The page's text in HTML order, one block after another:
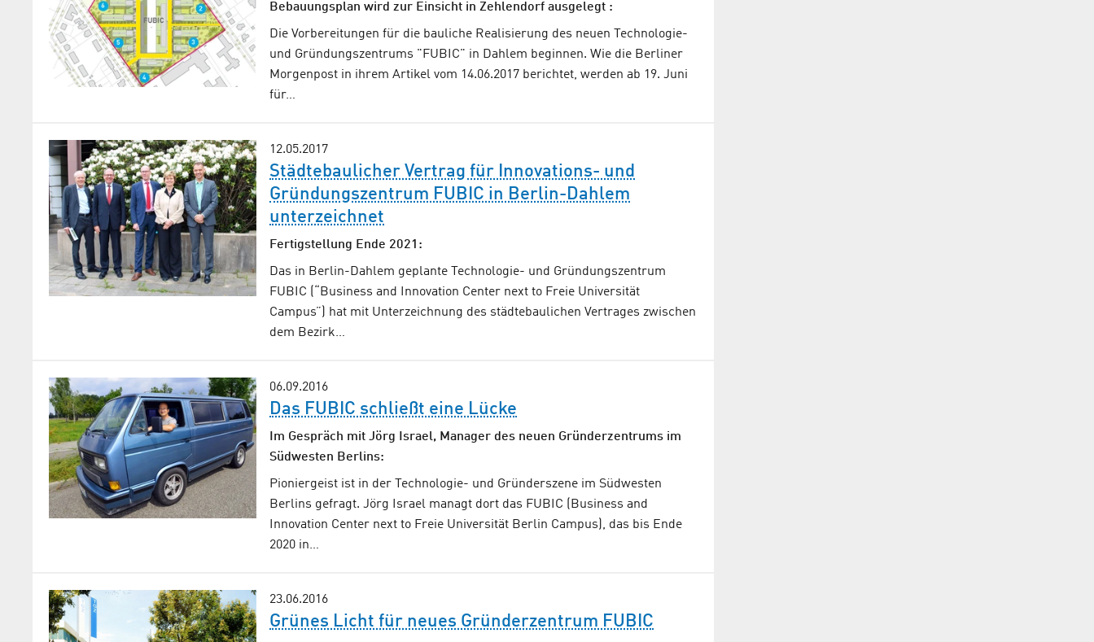
Bebauungsplan wird zur Einsicht in Zehlendorf ausgelegt :
Die Vorbereitungen für die bauliche Realisierung des neuen Technologie-
und Gründungszentrums "FUBIC" in Dahlem beginnen. Wie die Berliner
Morgenpost in ihrem Artikel vom 14.06.2017 berichtet, werden ab 19. Juni
für…
12.05.2017
Städtebaulicher Vertrag für Innovations- und
Gründungszentrum FUBIC in Berlin-Dahlem
unterzeichnet
Fertigstellung Ende 2021:
Das in Berlin-Dahlem geplante Technologie- und Gründungszentrum
FUBIC (“Business and Innovation Center next to Freie Universität
Campus”) hat mit Unterzeichnung des städtebaulichen Vertrages zwischen
dem Bezirk…
06.09.2016
Das FUBIC schließt eine Lücke
Im Gespräch mit Jörg Israel, Manager des neuen Gründerzentrums im
Südwesten Berlins:
Pioniergeist ist in der Technologie- und Gründerszene im Südwesten
Berlins gefragt. Jörg Israel managt dort das FUBIC (Business and
Innovation Center next to Freie Universität Berlin Campus), das bis Ende
2020 in…
23.06.2016
Grünes Licht für neues Gründerzentrum FUBIC